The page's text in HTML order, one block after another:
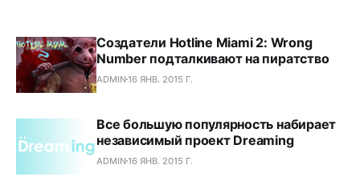
Создатели Hotline Miami 2: Wrong
Number подталкивают на пиратство
ADMIN16 ЯНВ. 2015 Г.
Все большую популярность набирает
независимый проект Dreaming
ADMIN16 ЯНВ. 2015 Г.